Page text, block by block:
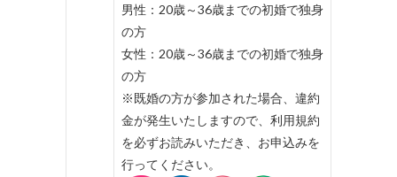
男性：20歳～36歳までの初婚で独身
の方
女性：20歳～36歳までの初婚で独身
の方
※既婚の方が参加された場合、違約
金が発生いたしますので、利用規約
を必ずお読みいただき、お申込みを
行ってください。